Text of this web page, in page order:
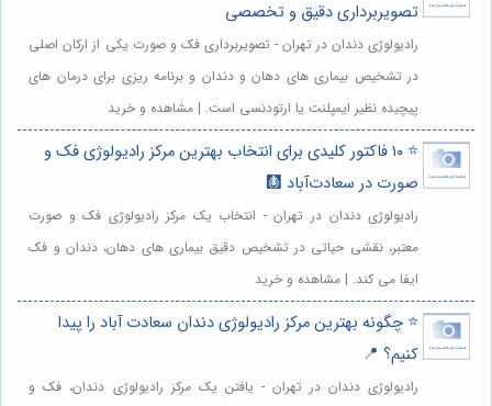
تصویربرداری دقیق و تخصصی
رادیولوژی دندان در تهران - تصویربرداری فک و صورت یکی از ارکان اصلی
در تشخیص بیماری های دهان و دندان و برنامه ریزی برای درمان های
پیچیده نظیر ایمپلنت یا ارتودنسی است. | مشاهده و خرید
⭐️ ۱۰ فاکتور کلیدی برای انتخاب بهترین مرکز رادیولوژی فک و
صورت در سعادت‌آباد 🩻
رادیولوژی دندان در تهران - انتخاب یک مرکز رادیولوژی فک و صورت
معتبر، نقشی حیاتی در تشخیص دقیق بیماری های دهان، دندان و فک
ایفا می کند. | مشاهده و خرید
⭐️ چگونه بهترین مرکز رادیولوژی دندان سعادت آباد را پیدا
کنیم؟ 📍
رادیولوژی دندان در تهران - یافتن یک مرکز رادیولوژی دندان، فک و